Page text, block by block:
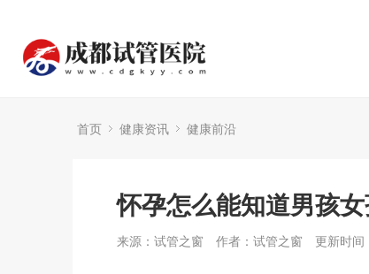
首页 健康资讯 健康前沿
怀孕怎么能知道男孩
来源：试管之窗 作者：试管之窗 更新时间